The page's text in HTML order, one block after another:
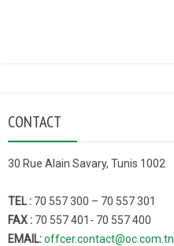
CONTACT
30 Rue Alain Savary, Tunis 1002
TEL : 70 557 300 – 70 557 301
FAX : 70 557 401- 70 557 400
EMAIL:offcer.contact@oc.com.tn